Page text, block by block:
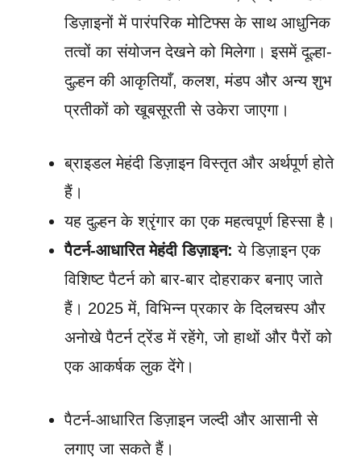
डिज़ाइनों में पारंपरिक मोटिफ्स के साथ आधुनिक
तत्वों का संयोजन देखने को मिलेगा। इसमें दूल्हा-
दुल्हन की आकृतियाँ, कलश, मंडप और अन्य शुभ
प्रतीकों को खूबसूरती से उकेरा जाएगा।
ब्राइडल मेहंदी डिज़ाइन विस्तृत और अर्थपूर्ण होते
हैं।
यह दुल्हन के श्रृंगार का एक महत्वपूर्ण हिस्सा है।
पैटर्न-आधारित मेहंदी डिज़ाइन: ये डिज़ाइन एक
विशिष्ट पैटर्न को बार-बार दोहराकर बनाए जाते
हैं। 2025 में, विभिन्न प्रकार के दिलचस्प और
अनोखे पैटर्न ट्रेंड में रहेंगे, जो हाथों और पैरों को
एक आकर्षक लुक देंगे।
पैटर्न-आधारित डिज़ाइन जल्दी और आसानी से
लगाए जा सकते हैं।